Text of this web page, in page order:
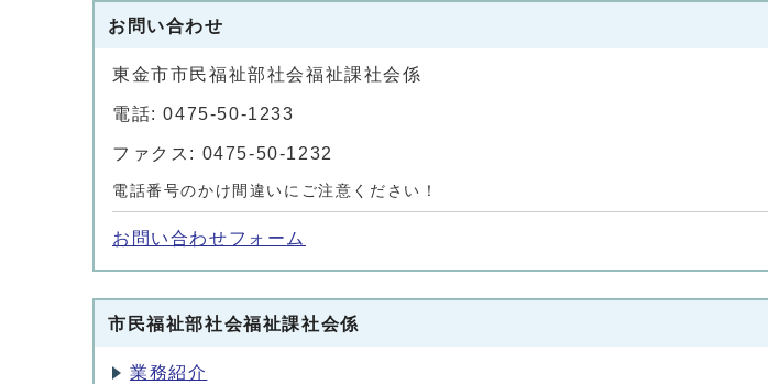
お問い合わせ
東金市市民福祉部社会福祉課社会係
電話: 0475-50-1233
ファクス: 0475-50-1232
電話番号のかけ間違いにご注意ください！
お問い合わせフォーム
市民福祉部社会福祉課社会係
業務紹介